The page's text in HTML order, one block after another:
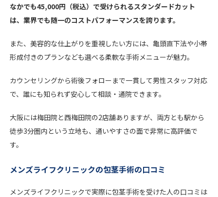
なかでも45,000円（税込）で受けられるスタンダードカット
は、業界でも随一のコストパフォーマンスを誇ります。
また、美容的な仕上がりを重視したい方には、亀頭直下法や小帯
形成付きのプランなども選べる柔軟な手術メニューが魅力。
カウンセリングから術後フォローまで一貫して男性スタッフ対応
で、誰にも知られず安心して相談・通院できます。
大阪には梅田院と西梅田院の2店舗ありますが、両方とも駅から
徒歩3分圏内という立地も、通いやすさの面で非常に高評価で
す。
メンズライフクリニックの包茎手術の口コミ
メンズライフクリニックで実際に包茎手術を受けた人の口コミは